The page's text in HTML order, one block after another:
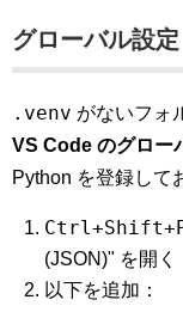
グローバル設
.venv がないフォ
VS Code のグロー
Python を登録して
(JSON)" を開く
以下を追加：